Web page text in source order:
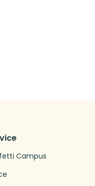
Campus